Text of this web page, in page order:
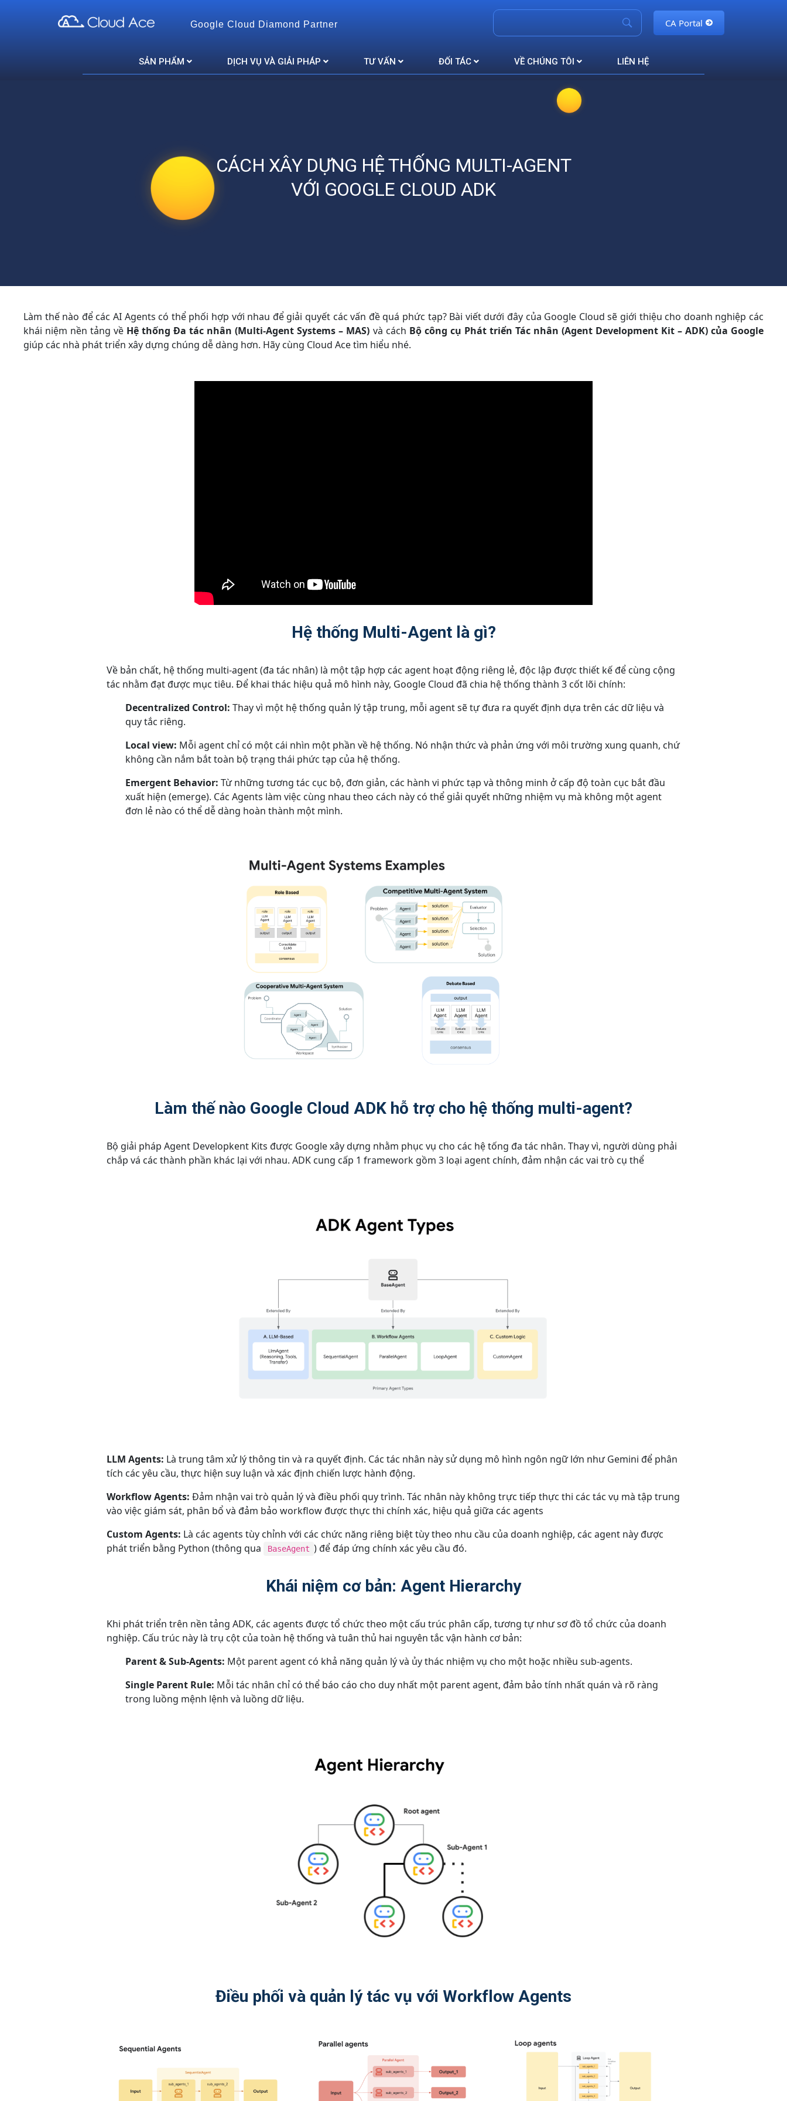
Google Cloud Diamond Partner CA Portal
SẢN PHẨM DỊCH VỤ VÀ GIẢI PHÁP TƯ VẤN ĐỐI TÁC VỀ CHÚNG TÔI LIÊN HỆ
CÁCH XÂY DỰNG HỆ THỐNG MULTI-AGENT
VỚI GOOGLE CLOUD ADK
Làm thế nào để các AI Agents có thể phối hợp với nhau để giải quyết các vấn đề quá phức tạp? Bài viết dưới đây của Google Cloud sẽ giới thiệu cho doanh nghiệp các
khái niệm nền tảng về Hệ thống Đa tác nhân (Multi-Agent Systems – MAS) và cách Bộ công cụ Phát triển Tác nhân (Agent Development Kit – ADK) của Google
giúp các nhà phát triển xây dựng chúng dễ dàng hơn. Hãy cùng Cloud Ace tìm hiểu nhé.
Hệ thống Multi-Agent là gì?
Về bản chất, hệ thống multi-agent (đa tác nhân) là một tập hợp các agent hoạt động riêng lẻ, độc lập được thiết kế để cùng cộng
tác nhằm đạt được mục tiêu. Để khai thác hiệu quả mô hình này, Google Cloud đã chia hệ thống thành 3 cốt lõi chính:
Decentralized Control: Thay vì một hệ thống quản lý tập trung, mỗi agent sẽ tự đưa ra quyết định dựa trên các dữ liệu và
quy tắc riêng.
Local view: Mỗi agent chỉ có một cái nhìn một phần về hệ thống. Nó nhận thức và phản ứng với môi trường xung quanh, chứ
không cần nắm bắt toàn bộ trạng thái phức tạp của hệ thống.
Emergent Behavior: Từ những tương tác cục bộ, đơn giản, các hành vi phức tạp và thông minh ở cấp độ toàn cục bắt đầu
xuất hiện (emerge). Các Agents làm việc cùng nhau theo cách này có thể giải quyết những nhiệm vụ mà không một agent
đơn lẻ nào có thể dễ dàng hoàn thành một mình.
Làm thế nào Google Cloud ADK hỗ trợ cho hệ thống multi-agent?
Bộ giải pháp Agent Developkent Kits được Google xây dựng nhằm phục vụ cho các hệ tống đa tác nhân. Thay vì, người dùng phải
chắp vá các thành phần khác lại với nhau. ADK cung cấp 1 framework gồm 3 loại agent chính, đảm nhận các vai trò cụ thể
LLM Agents: Là trung tâm xử lý thông tin và ra quyết định. Các tác nhân này sử dụng mô hình ngôn ngữ lớn như Gemini để phân
tích các yêu cầu, thực hiện suy luận và xác định chiến lược hành động.
Workflow Agents: Đảm nhận vai trò quản lý và điều phối quy trình. Tác nhân này không trực tiếp thực thi các tác vụ mà tập trung
vào việc giám sát, phân bổ và đảm bảo workflow được thực thi chính xác, hiệu quả giữa các agents
Custom Agents: Là các agents tùy chỉnh với các chức năng riêng biệt tùy theo nhu cầu của doanh nghiệp, các agent này được
phát triển bằng Python (thông qua
BaseAgent ) để đáp ứng chính xác yêu cầu đó.
Khái niệm cơ bản: Agent Hierarchy
Khi phát triển trên nền tảng ADK, các agents được tổ chức theo một cấu trúc phân cấp, tương tự như sơ đồ tổ chức của doanh
nghiệp. Cấu trúc này là trụ cột của toàn hệ thống và tuân thủ hai nguyên tắc vận hành cơ bản:
Parent & Sub-Agents: Một parent agent có khả năng quản lý và ủy thác nhiệm vụ cho một hoặc nhiều sub-agents.
Single Parent Rule: Mỗi tác nhân chỉ có thể báo cáo cho duy nhất một parent agent, đảm bảo tính nhất quán và rõ ràng
trong luồng mệnh lệnh và luồng dữ liệu.
Điều phối và quản lý tác vụ với Workflow Agents